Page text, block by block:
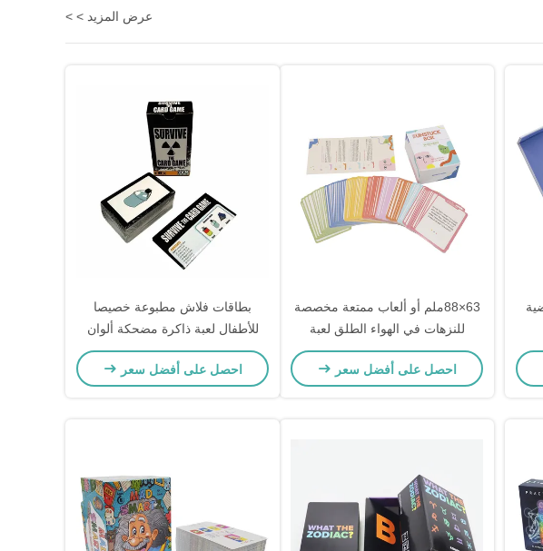
عرض المزيد > >
63×88ملم أو ألعاب ممتعة مخصصة
للنزهات في الهواء الطلق لعبة
بطاقات تفاعلية بين الوالدين
والأطفال
احصل على أفضل سعر
بطاقات فلاش مطبوعة خصيصا
للأطفال لعبة ذاكرة مضحكة ألوان
CMYK / Pantone نابضة بالحياة
احصل على أفضل سعر